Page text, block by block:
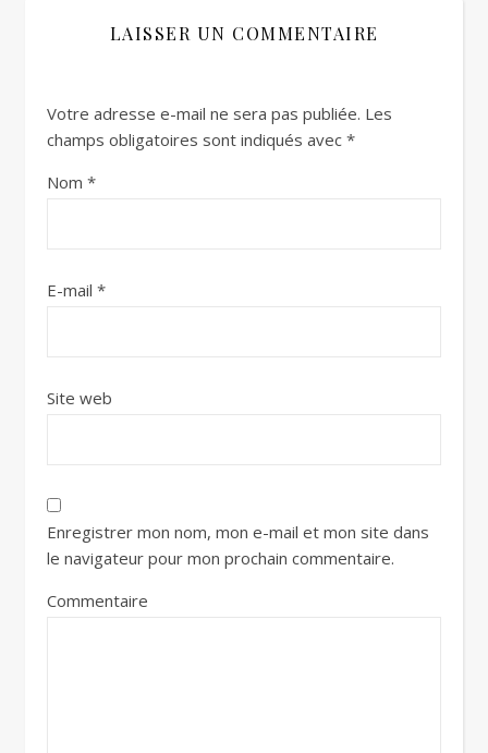
LAISSER UN COMMENTAIRE
Votre adresse e-mail ne sera pas publiée. Les
champs obligatoires sont indiqués avec *
Nom *
E-mail *
Site web
Enregistrer mon nom, mon e-mail et mon site dans
le navigateur pour mon prochain commentaire.
Commentaire